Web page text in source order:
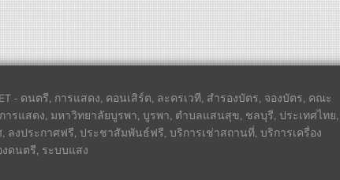
- ดนตรี, การแสดง, คอนเสิร์ต, ละครเวที, สำรองบัตร, จองบัตร, คณะ
ารแสดง, มหาวิทยาลัยบูรพา, บูรพา, ตำบลแสนสุข, ชลบุรี, ประเทศไทย,
ลงประกาศฟรี, ประชาสัมพันธ์ฟรี, บริการเช่าสถานที่, บริการเครื่อง
งดนตรี, ระบบแสง